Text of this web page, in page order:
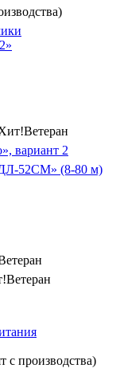
Ветеран
вариант 2
52СМ» (8-80 м)
Ветеран
с производства)